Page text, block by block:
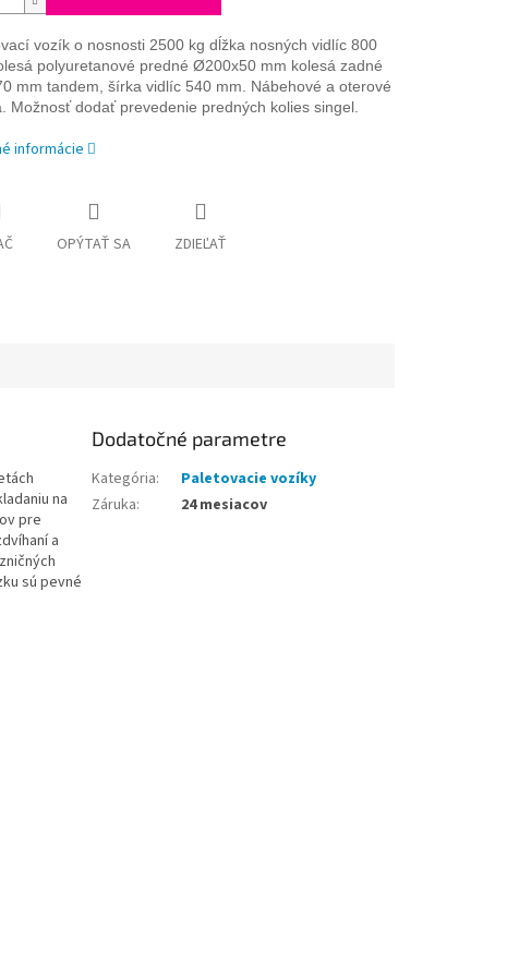
vozík o nosnosti 2500 kg dĺžka nosných vidlíc 800
polyuretanové predné Ø200x50 mm kolesá zadné
mm tandem, šírka vidlíc 540 mm. Nábehové a oterové
Možnosť dodať prevedenie predných kolies singel.
informácie
OPÝTAŤ SA ZDIEĽAŤ
na
pre
a
sú pevné
Dodatočné parametre
Kategória:
Paletovacie vozíky
Záruka: 24 mesiacov